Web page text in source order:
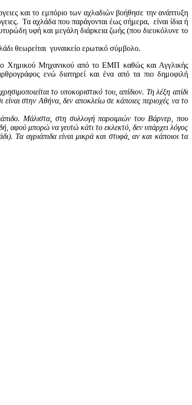
και το εμπόριο των αχλαδιών βοήθησε την ανάπτυξη
Τα αχλάδα που παράγονται έως σήμερα, είναι ίδια ή
υφή και μεγάλη διάρκεια ζωής (που διευκόλυνε το
θεωρείται γυναικείο ερωτικό σύμβολο.
Χημικού Μηχανικού από το ΕΜΠ καθώς και Αγγλικής
ενώ διατηρεί και ένα από τα πιο δημοφιλή
το υποκοριστικό του, απίδιον. Τη λέξη απίδι
στην Αθήνα, δεν αποκλείω σε κάποιες περιοχές να το
Μάλιστα, στη συλλογή παροιμιών του Βάρνερ, που
αφού μπορώ να γευτώ κάτι το εκλεκτό, δεν υπάρχει λόγος
Τα αγριάπιδα είναι μικρά και στυφά, αν και κάποιοι τα